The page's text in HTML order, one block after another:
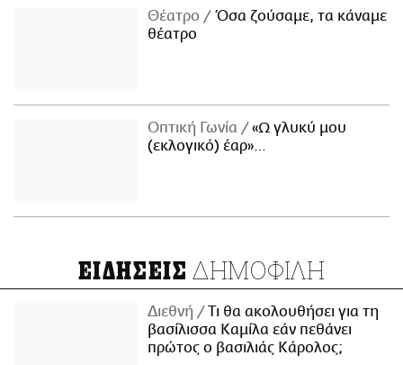
Θέατρο
Όσα ζούσαμε, τα κάναμε
θέατρο
Οπτική Γωνία
«Ω γλυκύ μου
(εκλογικό) έαρ»…
ΕΙΔΗΣΕΙΣ ΔΗΜΟΦΙΛΗ
Διεθνή
Τι θα ακολουθήσει για τη
βασίλισσα Καμίλα εάν πεθάνει
πρώτος ο βασιλιάς Κάρολος;